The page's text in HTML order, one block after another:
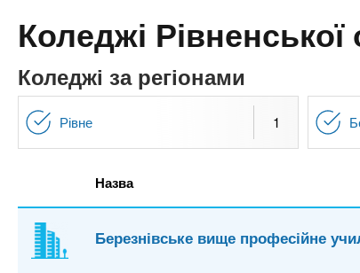
.
i
n
f
o
а
д
і
в
Коледжі
Коледжі за регіонами
Рівне 1
Назва
Березнівське вище професійне